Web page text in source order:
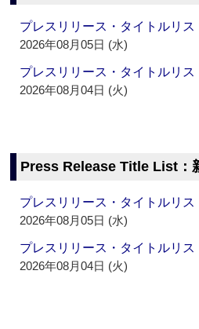
プレスリリース・タイトルリ
2026年08月05日 (水)
プレスリリース・タイトルリ
2026年08月04日 (火)
Press Release Title List：
プレスリリース・タイトルリ
2026年08月05日 (水)
プレスリリース・タイトルリ
2026年08月04日 (火)